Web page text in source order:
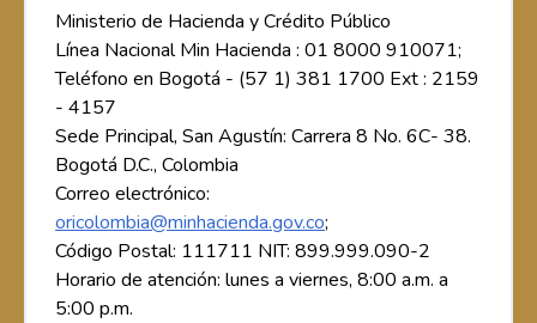
Ministerio de Hacienda y Crédito Público
Línea Nacional Min Hacienda : 01 8000 910071;
Teléfono en Bogotá - (57 1) 381 1700 Ext : 2159
- 4157
Sede Principal, San Agustín: Carrera 8 No. 6C- 38.
Bogotá D.C., Colombia
Correo electrónico:
oricolombia@minhacienda.gov.co;
Código Postal: 111711 NIT: 899.999.090-2
Horario de atención: lunes a viernes, 8:00 a.m. a
5:00 p.m.